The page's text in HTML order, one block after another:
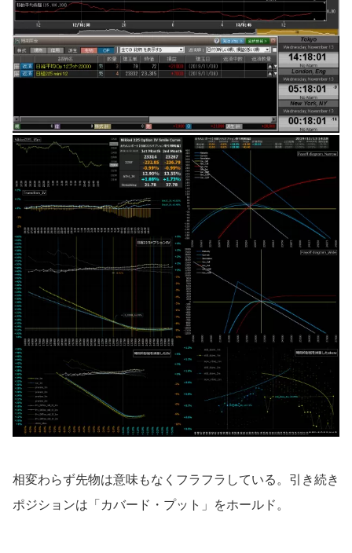
相変わらず先物は意味もなくフラフラしている。引き続き
ポジションは「カバード・プット」をホールド。